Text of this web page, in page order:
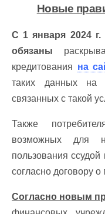
Новые
С 1 января 2024 г.
обязаны
кредитования на
таких данных на
связанных с такой
Также
возможных для
пользования
согласно договору о
Согласно новым